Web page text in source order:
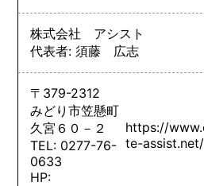
株式会社 アシスト
代表者: 須藤 広志
〒379-2312
みどり市笠懸町
久宮６０－２
TEL: 0277-76-
0633
HP:
https://
te-assist.net/